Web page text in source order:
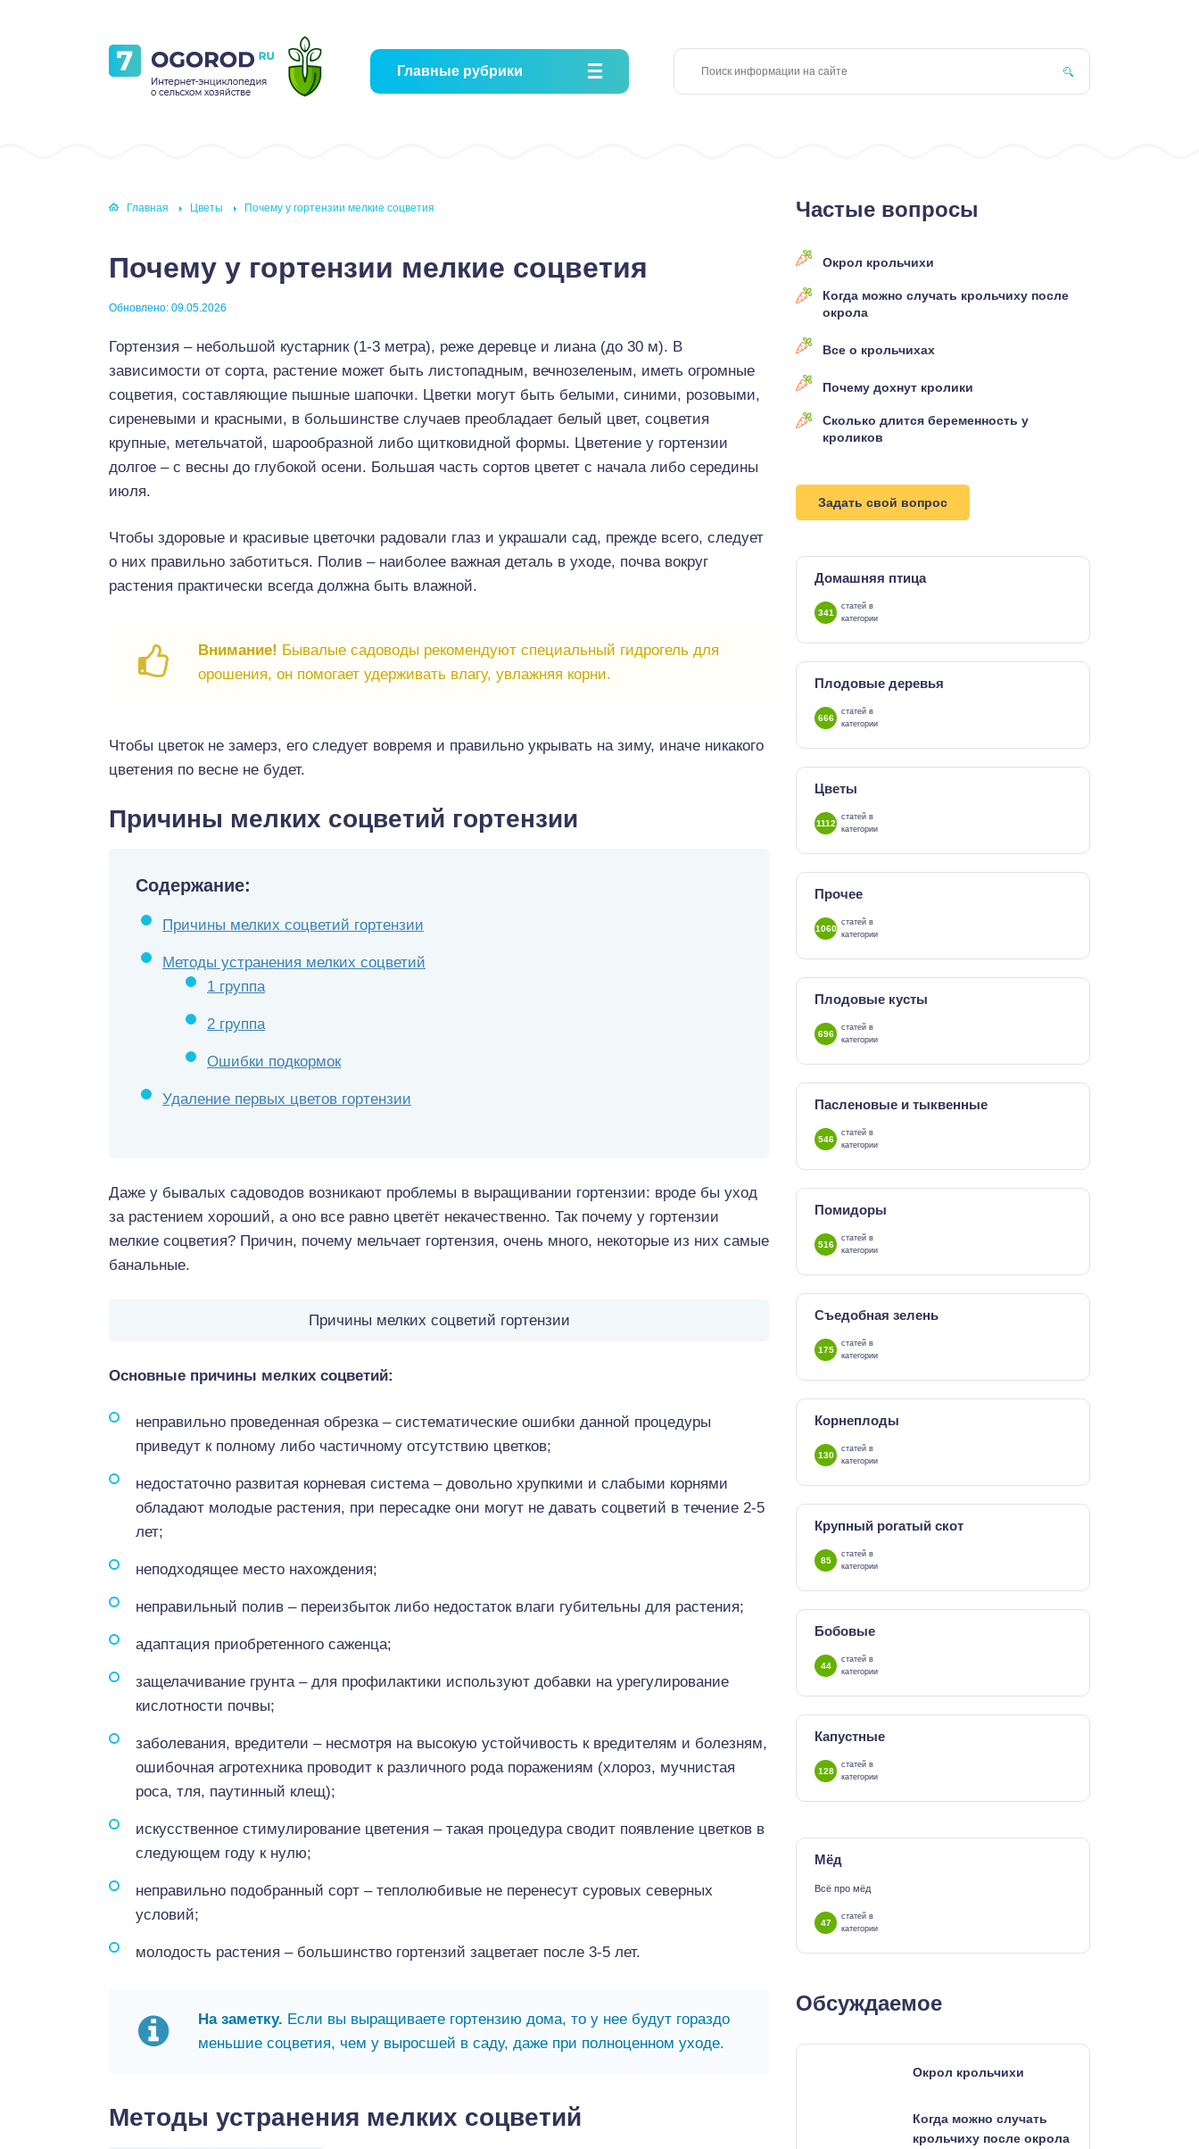
Главные рубрики
Главная Цветы Почему у гортензии мелкие соцветия
Почему у гортензии мелкие соцветия
Обновлено: 09.05.2026
Гортензия – небольшой кустарник (1-3 метра), реже деревце и лиана (до 30 м). В
зависимости от сорта, растение может быть листопадным, вечнозеленым, иметь огромные
соцветия, составляющие пышные шапочки. Цветки могут быть белыми, синими, розовыми,
сиреневыми и красными, в большинстве случаев преобладает белый цвет, соцветия
крупные, метельчатой, шарообразной либо щитковидной формы. Цветение у гортензии
долгое – с весны до глубокой осени. Большая часть сортов цветет с начала либо середины
июля.
Чтобы здоровые и красивые цветочки радовали глаз и украшали сад, прежде всего, следует
о них правильно заботиться. Полив – наиболее важная деталь в уходе, почва вокруг
растения практически всегда должна быть влажной.
Внимание! Бывалые садоводы рекомендуют специальный гидрогель для
орошения, он помогает удерживать влагу, увлажняя корни.
Чтобы цветок не замерз, его следует вовремя и правильно укрывать на зиму, иначе никакого
цветения по весне не будет.
Причины мелких соцветий гортензии
Содержание:
Причины мелких соцветий гортензии
Методы устранения мелких соцветий
1 группа
2 группа
Ошибки подкормок
Удаление первых цветов гортензии
Даже у бывалых садоводов возникают проблемы в выращивании гортензии: вроде бы уход
за растением хороший, а оно все равно цветёт некачественно. Так почему у гортензии
мелкие соцветия? Причин, почему мельчает гортензия, очень много, некоторые из них самые
банальные.
Причины мелких соцветий гортензии
Основные причины мелких соцветий:
неправильно проведенная обрезка – систематические ошибки данной процедуры
приведут к полному либо частичному отсутствию цветков;
недостаточно развитая корневая система – довольно хрупкими и слабыми корнями
обладают молодые растения, при пересадке они могут не давать соцветий в течение 2-5
лет;
неподходящее место нахождения;
неправильный полив – переизбыток либо недостаток влаги губительны для растения;
адаптация приобретенного саженца;
защелачивание грунта – для профилактики используют добавки на урегулирование
кислотности почвы;
заболевания, вредители – несмотря на высокую устойчивость к вредителям и болезням,
ошибочная агротехника проводит к различного рода поражениям (хлороз, мучнистая
роса, тля, паутинный клещ);
искусственное стимулирование цветения – такая процедура сводит появление цветков в
следующем году к нулю;
неправильно подобранный сорт – теплолюбивые не перенесут суровых северных
условий;
молодость растения – большинство гортензий зацветает после 3-5 лет.
На заметку. Если вы выращиваете гортензию дома, то у нее будут гораздо
меньшие соцветия, чем у выросшей в саду, даже при полноценном уходе.
Методы устранения мелких соцветий
Частые вопросы
Окрол крольчихи
Когда можно случать крольчиху после
окрола
Все о крольчихах
Почему дохнут кролики
Сколько длится беременность у
кроликов
Задать свой вопрос
Домашняя птица
341
статей в
категории
Плодовые деревья
666
статей в
категории
Цветы
1112
статей в
категории
Прочее
1060
статей в
категории
Плодовые кусты
696
статей в
категории
Пасленовые и тыквенные
546
статей в
категории
Помидоры
516
статей в
категории
Съедобная зелень
175
статей в
категории
Корнеплоды
130
статей в
категории
Крупный рогатый скот
85
статей в
категории
Бобовые
44
статей в
категории
Капустные
128
статей в
категории
Мёд
Всё про мёд
47
статей в
категории
Обсуждаемое
Окрол крольчихи
Когда можно случать
крольчиху после окрола